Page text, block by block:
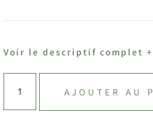
Voir le descriptif complet +
AJOUTER AU